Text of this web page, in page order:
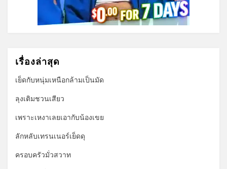
เรื่องล่าสุด
เย็ดกับหนุ่มเหนือกล้ามเป็นมัด
ลุงเติมชวนเสียว
เพราะเหงาเลยเอากับน้องเขย
ลักหลับเทรนเนอร์เย็ดดุ
ครอบครัวมั่วสวาท